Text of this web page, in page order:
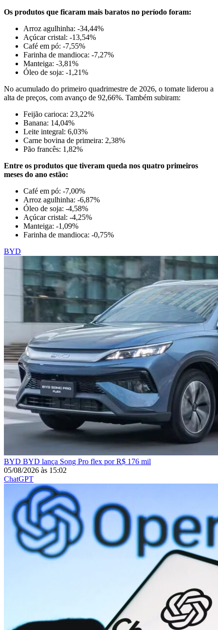
Os produtos que ficaram mais baratos no período foram:
Arroz agulhinha: -34,44%
Açúcar cristal: -13,54%
Café em pó: -7,55%
Farinha de mandioca: -7,27%
Manteiga: -3,81%
Óleo de soja: -1,21%
No acumulado do primeiro quadrimestre de 2026, o tomate liderou a
alta de preços, com avanço de 92,66%. Também subiram:
Feijão carioca: 23,22%
Banana: 14,04%
Leite integral: 6,03%
Carne bovina de primeira: 2,38%
Pão francês: 1,82%
Entre os produtos que tiveram queda nos quatro primeiros
meses do ano estão:
Café em pó: -7,00%
Arroz agulhinha: -6,87%
Óleo de soja: -4,58%
Açúcar cristal: -4,25%
Manteiga: -1,09%
Farinha de mandioca: -0,75%
BYD
BYD BYD lança Song Pro flex por R$ 176 mil
05/08/2026 às 15:02
ChatGPT